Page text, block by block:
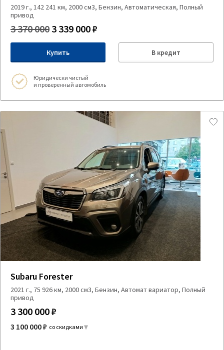
2019 г., 142 241 км, 2000 см3, Бензин, Автоматическая, Полный
привод
3 370 000 3 339 000 ₽
Купить В кредит
Юридически чистый
и проверенный автомобиль
Subaru Forester
2021 г., 75 926 км, 2000 см3, Бензин, Автомат вариатор, Полный
привод
3 300 000 ₽
3 100 000 ₽ со скидками